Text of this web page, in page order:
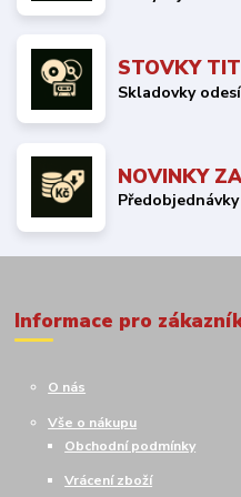
STOVKY
Skladovky
NOVINKY
Informace pro
O nás
Vše o nákupu
Obchodní podmínky
Vrácení zboží